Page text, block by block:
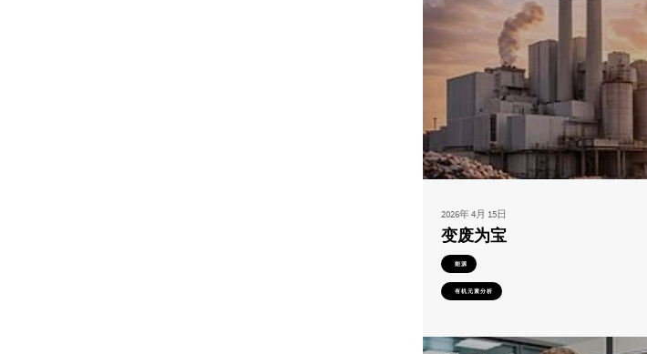
2026年 4月 15日
变废为宝
能源
有机元素分析